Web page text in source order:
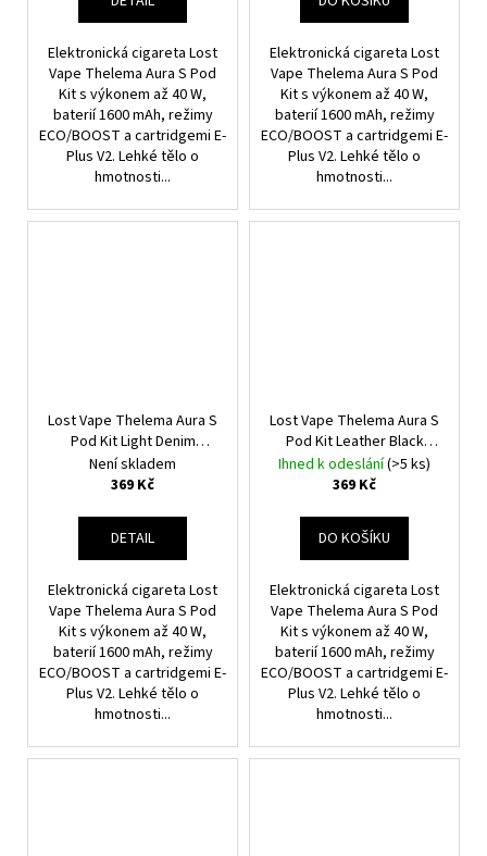
Elektronická cigareta Lost
Vape Thelema Aura S Pod
Kit s výkonem až 40 W,
baterií 1600 mAh, režimy
ECO/BOOST a cartridgemi E-
Plus V2. Lehké tělo o
hmotnosti...
Elektronická cigareta Lost
Vape Thelema Aura S Pod
Kit s výkonem až 40 W,
baterií 1600 mAh, režimy
ECO/BOOST a cartridgemi E-
Plus V2. Lehké tělo o
hmotnosti...
Lost Vape Thelema Aura S
Pod Kit Light Denim
1600mAh
Není skladem
369 Kč
DETAIL
Elektronická cigareta Lost
Vape Thelema Aura S Pod
Kit s výkonem až 40 W,
baterií 1600 mAh, režimy
ECO/BOOST a cartridgemi E-
Plus V2. Lehké tělo o
hmotnosti...
Lost Vape Thelema Aura S
Pod Kit Leather Black
1600mAh
Ihned k odeslání(>5 ks)
369 Kč
DO KOŠÍKU
Elektronická cigareta Lost
Vape Thelema Aura S Pod
Kit s výkonem až 40 W,
baterií 1600 mAh, režimy
ECO/BOOST a cartridgemi E-
Plus V2. Lehké tělo o
hmotnosti...